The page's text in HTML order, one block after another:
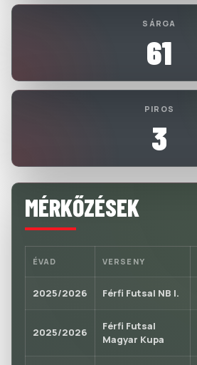
SÁRGA
61
PIROS
3
MÉRKŐZÉSEK
ÉVAD VERSENY
2025/2026 Férfi Futsal NB I.
2025/2026
Férfi Futsal
Magyar Kupa